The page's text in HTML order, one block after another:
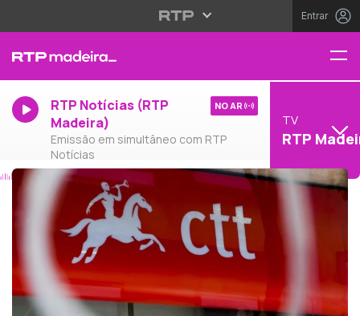
Entrar
RTP Notícias (RTP
Madeira)
Emissão em simultâneo com RTP
Notícias
NO AR
TV
RTP